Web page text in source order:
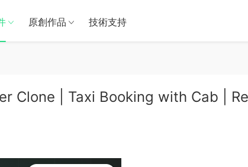
原創作品 技術支持
Clone | Taxi Booking with Cab |